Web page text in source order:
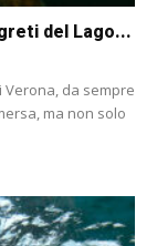
del Lago...
Verona, da sempre
ma non solo